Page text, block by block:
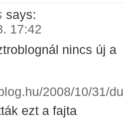
says:
17:42
nincs új a
2008/10/31/
ezt a fajta